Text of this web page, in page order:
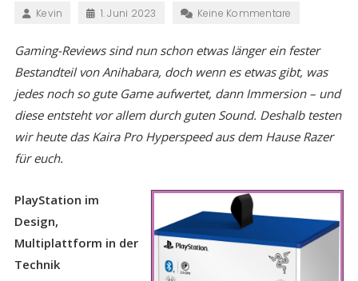
Kevin 1. Juni 2023 Keine Kommentare
Gaming-Reviews sind nun schon etwas länger ein fester
Bestandteil von Anihabara, doch wenn es etwas gibt, was
jedes noch so gute Game aufwertet, dann Immersion – und
diese entsteht vor allem durch guten Sound. Deshalb testen
wir heute das Kaira Pro Hyperspeed aus dem Hause Razer
für euch.
PlayStation im
Design,
Multiplattform in der
Technik